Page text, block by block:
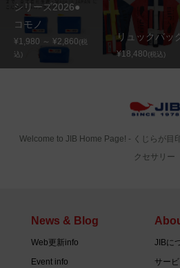
シリーズ2026●
コモノ
¥1,980 ～ ¥2,860(税
込)
リュックバッ
¥18,480(税込)
Welcome to JIB Home Page! ‐ くじらが目
クセサリー
News & Blog
Web更新info
Event info
JIBに
サービ